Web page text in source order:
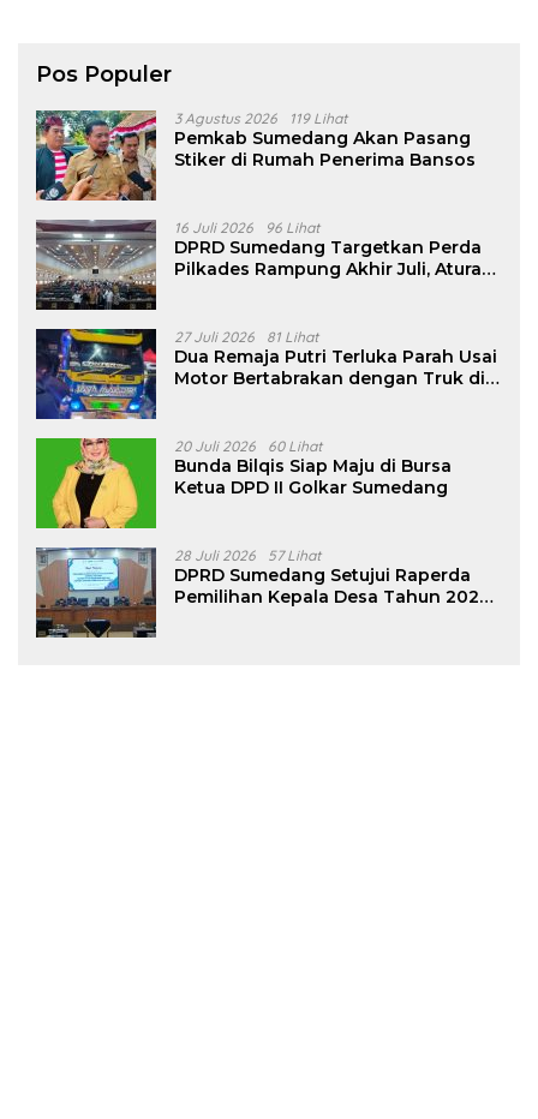
Pos Populer
3 Agustus 2026 119 Lihat
Pemkab Sumedang Akan Pasang
Stiker di Rumah Penerima Bansos
16 Juli 2026 96 Lihat
DPRD Sumedang Targetkan Perda
Pilkades Rampung Akhir Juli, Aturan
27 Juli 2026 81 Lihat
Dua Remaja Putri Terluka Parah Usai
Motor Bertabrakan dengan Truk di
20 Juli 2026 60 Lihat
Bunda Bilqis Siap Maju di Bursa
Ketua DPD II Golkar Sumedang
28 Juli 2026 57 Lihat
DPRD Sumedang Setujui Raperda
Pemilihan Kepala Desa Tahun 2026